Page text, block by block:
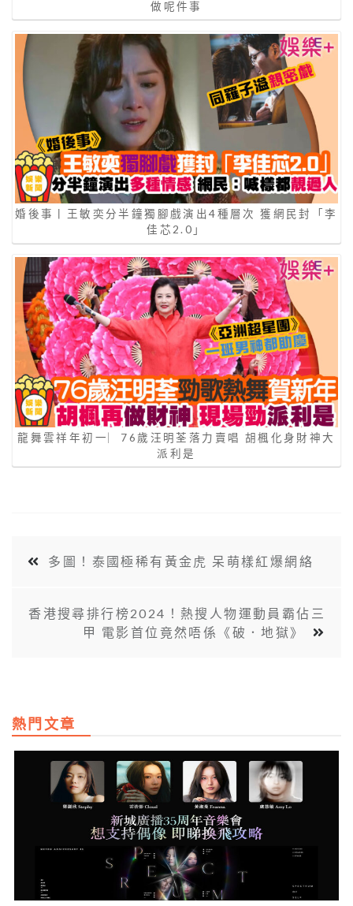
做呢件事
婚後事丨王敏奕分半鐘獨腳戲演出4種層次 獲網民封「李
佳芯2.0」
龍舞雲祥年初一︳76歲汪明荃落力賣唱 胡楓化身財神大
派利是
多圖！泰國極稀有黃金虎 呆萌樣紅爆網絡
香港搜尋排行榜2024！熱搜人物運動員霸佔三
甲 電影首位竟然唔係《破．地獄》
熱門文章